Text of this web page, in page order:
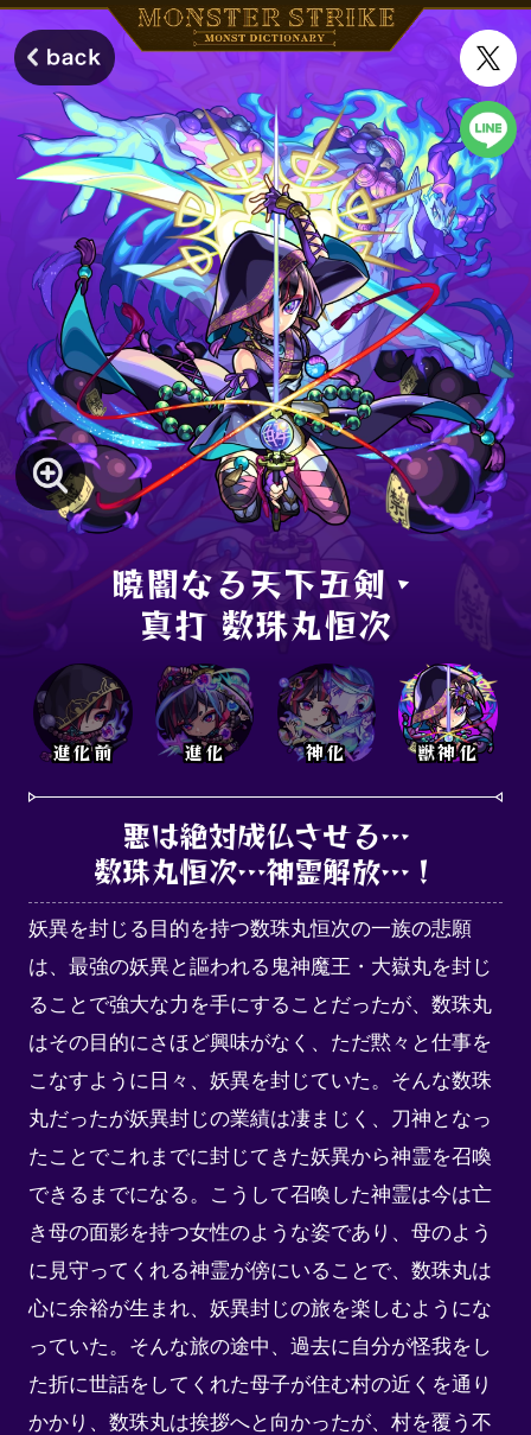
暁闇なる天下五剣・
真打 数珠丸恒次
進化前 進化 神化 獣神化
悪は絶対成仏させる…
数珠丸恒次…神霊解放…！
妖異を封じる目的を持つ数珠丸恒次の一族の悲願
は、最強の妖異と謳われる鬼神魔王・大嶽丸を封じ
ることで強大な力を手にすることだったが、数珠丸
はその目的にさほど興味がなく、ただ黙々と仕事を
こなすように日々、妖異を封じていた。そんな数珠
丸だったが妖異封じの業績は凄まじく、刀神となっ
たことでこれまでに封じてきた妖異から神霊を召喚
できるまでになる。こうして召喚した神霊は今は亡
き母の面影を持つ女性のような姿であり、母のよう
に見守ってくれる神霊が傍にいることで、数珠丸は
心に余裕が生まれ、妖異封じの旅を楽しむようにな
っていた。そんな旅の途中、過去に自分が怪我をし
た折に世話をしてくれた母子が住む村の近くを通り
かかり、数珠丸は挨拶へと向かったが、村を覆う不